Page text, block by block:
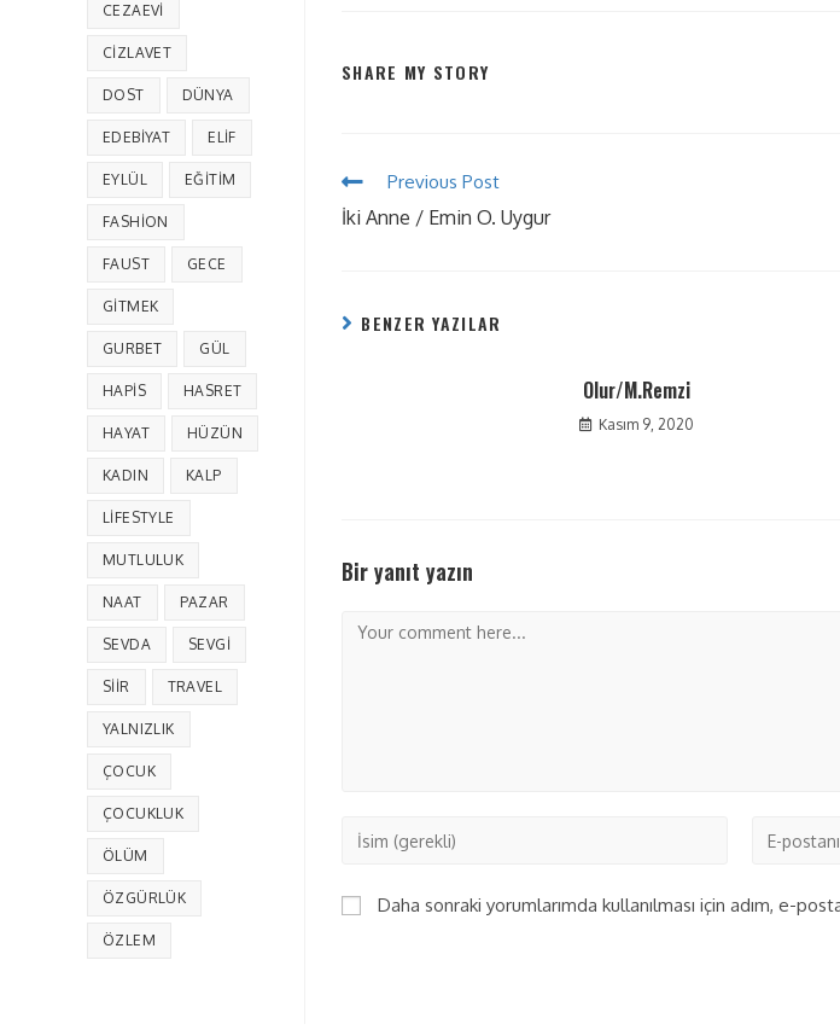
SHARE MY STORY
Previous Post
İki Anne / Emin O. Uygur
BENZER YAZILAR
Olur/M.Remzi
Kasım 9, 2020
Bir yanıt yazın
Daha sonraki yorumlarımda kullanılması için adım, e-
CEZAEVI
CIZLAVET
DOST DÜNYA
EDEBIYAT ELIF
EYLÜL EĞITIM
FASHION
FAUST GECE
GITMEK
GURBET GÜL
HAPIS HASRET
HAYAT HÜZÜN
KADIN KALP
LIFESTYLE
MUTLULUK
NAAT PAZAR
SEVDA SEVGI
SIIR TRAVEL
YALNIZLIK
ÇOCUK
ÇOCUKLUK
ÖLÜM
ÖZGÜRLÜK
ÖZLEM